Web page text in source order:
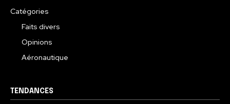
Catégories
Faits divers
Opinions
Aéronautique
TENDANCES